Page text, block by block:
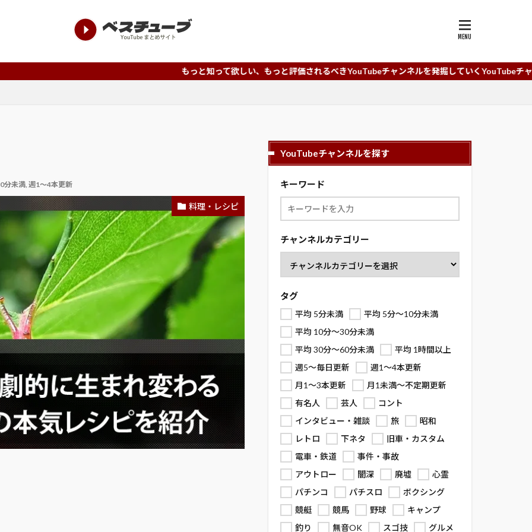
もっと知って欲しい、もっと評価されるべきYouTubeチャンネルを発掘していくYouTubeチャンネルまとめサ
分未満, 週1～4本更新
料理・レシピ
YouTubeチャンネルを探す
キーワード
チャンネルカテゴリー
タグ
平均 5分未満
平均 5分～10分未満
平均 10分～30分未満
平均 30分～60分未満
平均 1時間以上
週5～毎日更新
週1～4本更新
月1～3本更新
月1未満～不定期更新
有名人
芸人
コント
インタビュー・雑談
旅
昭和
レトロ
下ネタ
旧車・カスタム
電車・鉄道
事件・事故
アウトロー
闇深 廃墟
心霊
パチンコ
パチスロ
ボクシング
競艇
競馬 野球
キャンプ
釣り
無音OK スゴ技 グルメ